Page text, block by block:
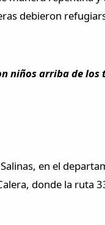
debieron
niños arriba de
en el
donde la